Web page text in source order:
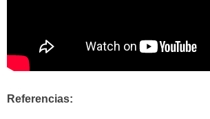
Referencias: